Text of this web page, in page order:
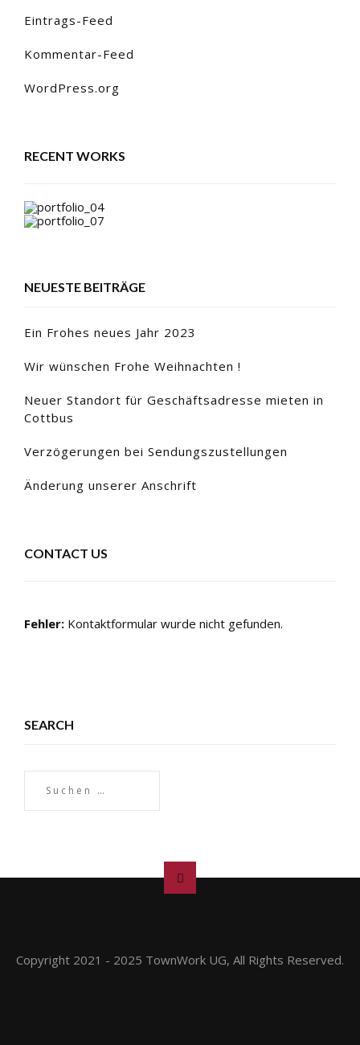
Eintrags-Feed
Kommentar-Feed
WordPress.org
RECENT WORKS
NEUESTE BEITRÄGE
Ein Frohes neues Jahr 2023
Wir wünschen Frohe Weihnachten !
Neuer Standort für Geschäftsadresse mieten in
Cottbus
Verzögerungen bei Sendungszustellungen
Änderung unserer Anschrift
CONTACT US
Fehler: Kontaktformular wurde nicht gefunden.
SEARCH
Copyright 2021 - 2025 TownWork UG, All Rights Reserved.